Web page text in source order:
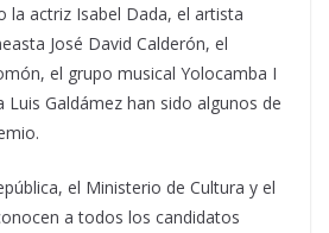
la actriz Isabel Dada, el artista
José David Calderón, el
el grupo musical Yolocamba I
Galdámez han sido algunos de
el Ministerio de Cultura y el
a todos los candidatos